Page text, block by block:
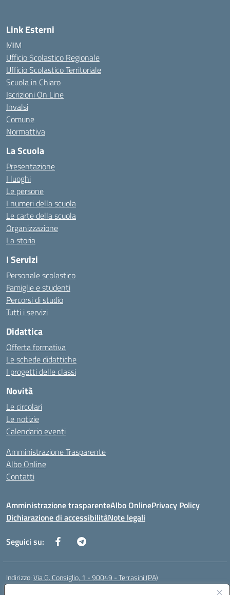
Link Esterni
MIM
Ufficio Scolastico Regionale
Ufficio Scolastico Territoriale
Scuola in Chiaro
Iscrizioni On Line
Invalsi
Comune
Normattiva
La Scuola
Presentazione
I luoghi
Le persone
I numeri della scuola
Le carte della scuola
Organizzazione
La storia
I Servizi
Personale scolastico
Famiglie e studenti
Percorsi di studio
Tutti i servizi
Didattica
Offerta formativa
Le schede didattiche
I progetti delle classi
Novità
Le circolari
Le notizie
Calendario eventi
Amministrazione Trasparente
Albo Online
Contatti
Amministrazione trasparenteAlbo OnlinePrivacy Policy
Dichiarazione di accessibilitàNote legali
Seguici su:
Indirizzo:Via G. Consiglio, 1 - 90049 - Terrasini (PA)
Centralino: